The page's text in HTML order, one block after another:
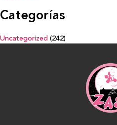
Categorías
Uncategorized (242)